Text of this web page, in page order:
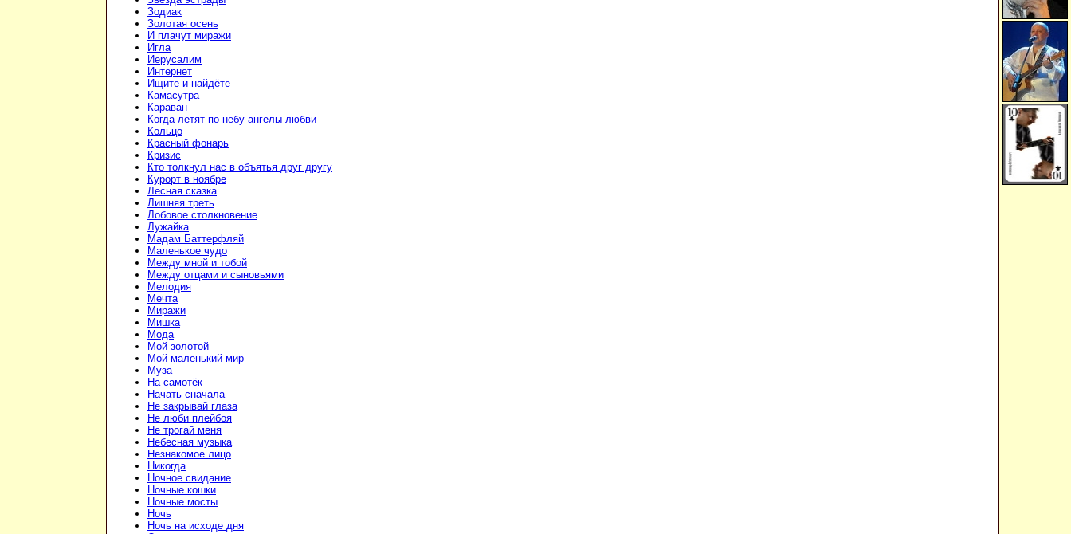
Зодиак
Золотая осень
И плачут миражи
Игла
Иерусалим
Интернет
Ищите и найдёте
Камасутра
Караван
Когда летят по небу ангелы любви
Кольцо
Красный фонарь
Кризис
Кто толкнул нас в объятья друг другу
Курорт в ноябре
Лесная сказка
Лишняя треть
Лобовое столкновение
Лужайка
Мадам Баттерфляй
Маленькое чудо
Между мной и тобой
Между отцами и сыновьями
Мелодия
Мечта
Миражи
Мишка
Мода
Мой золотой
Мой маленький мир
Муза
На самотёк
Начать сначала
Не закрывай глаза
Не люби плейбоя
Не трогай меня
Небесная музыка
Незнакомое лицо
Никогда
Ночное свидание
Ночные кошки
Ночные мосты
Ночь
Ночь на исходе дня